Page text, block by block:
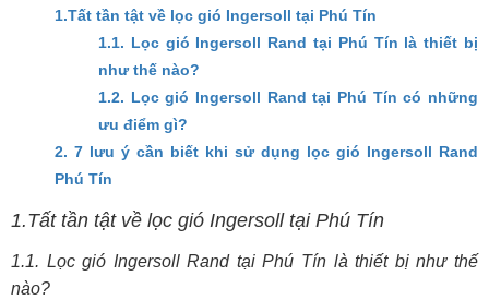
1.Tất tần tật về lọc gió Ingersoll tại Phú Tín
1.1. Lọc gió Ingersoll Rand tại Phú Tín là thiết bị
như thế nào?
1.2. Lọc gió Ingersoll Rand tại Phú Tín có những
ưu điểm gì?
2. 7 lưu ý cần biết khi sử dụng lọc gió Ingersoll Rand
Phú Tín
1.Tất tần tật về lọc gió Ingersoll tại Phú Tín
1.1. Lọc gió Ingersoll Rand tại Phú Tín là thiết bị như thế
nào?